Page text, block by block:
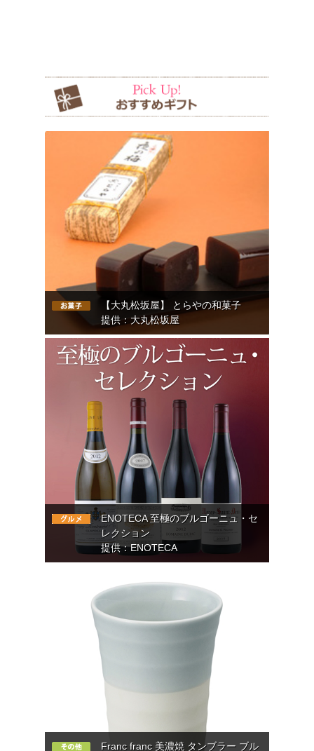
【大丸松坂屋】 とらやの和菓子
提供：大丸松坂屋
ENOTECA 至極のブルゴーニュ・セ
レクション
提供：ENOTECA
Franc franc 美濃焼 タンブラー ブル